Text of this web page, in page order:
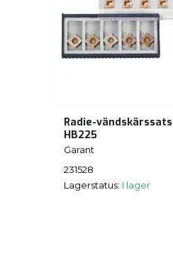
Radie-vändskärssats
HB225
Garant
231528
Lagerstatus: I lager